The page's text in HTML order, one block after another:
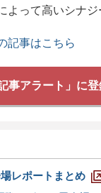
って高いシナジ
記事はこちら
事アラート」に
レポートまとめ